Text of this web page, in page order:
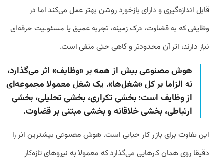
قابل اندازه‌گیری و دارای بازخورد روشن بهتر عمل می‌کند اما در
وظایفی که به قضاوت، درک زمینه، تجربه عمیق یا مسئولیت حرفه‌ای
نیاز دارند، اثر آن محدودتر و گاهی حتی منفی است.
هوش مصنوعی بیش از همه بر «وظایف» اثر می‌گذارد،
نه الزاما بر کل «شغل‌ها». یک شغل معمولا مجموعه‌ای
از وظایف است: بخشی تکراری، بخشی تحلیلی، بخشی
ارتباطی، بخشی خلاقانه و بخشی مبتنی بر قضاوت.
این تفاوت برای بازار کار حیاتی است. هوش مصنوعی بیشترین اثر را
دقیقا روی همان کارهایی می‌گذارد که معمولا به نیروهای تازه‌کار